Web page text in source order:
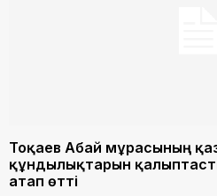
Тоқаев Абай мұрасының
құндылықтарын
атап өтті